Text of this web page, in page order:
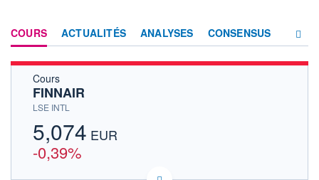
COURS ACTUALITÉS ANALYSES CONSENSUS
Cours
FINNAIR
LSE INTL
5,074 EUR
-0,39%